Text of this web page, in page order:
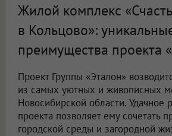
Жилой комплекс
в Кольцово»:
преимущества проекта
Проект Группы «Эталон»
из самых уютных и живописных
Новосибирской области. Удачное
проекта позволяет ему сочетать
городской среды и загородной